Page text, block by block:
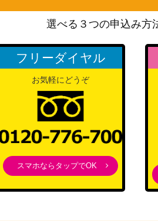
仮面ライダーゼロツー(イズ)（SR★★★/
T/KMR-1-021】
三島 一八（UR/WINNERver.）【UAPR/
ミリエラ 衛生小隊/美花莉（SR★★★/パラ
GR-1-025】
潔 世一（SR★★★/パラレル）【UA12BT/
宿儺（SR★★★/パラレル）【EX04BT/
選べる３つの申込み方
フリーダイヤル
お気軽にどうぞ
スマホならタップでOK